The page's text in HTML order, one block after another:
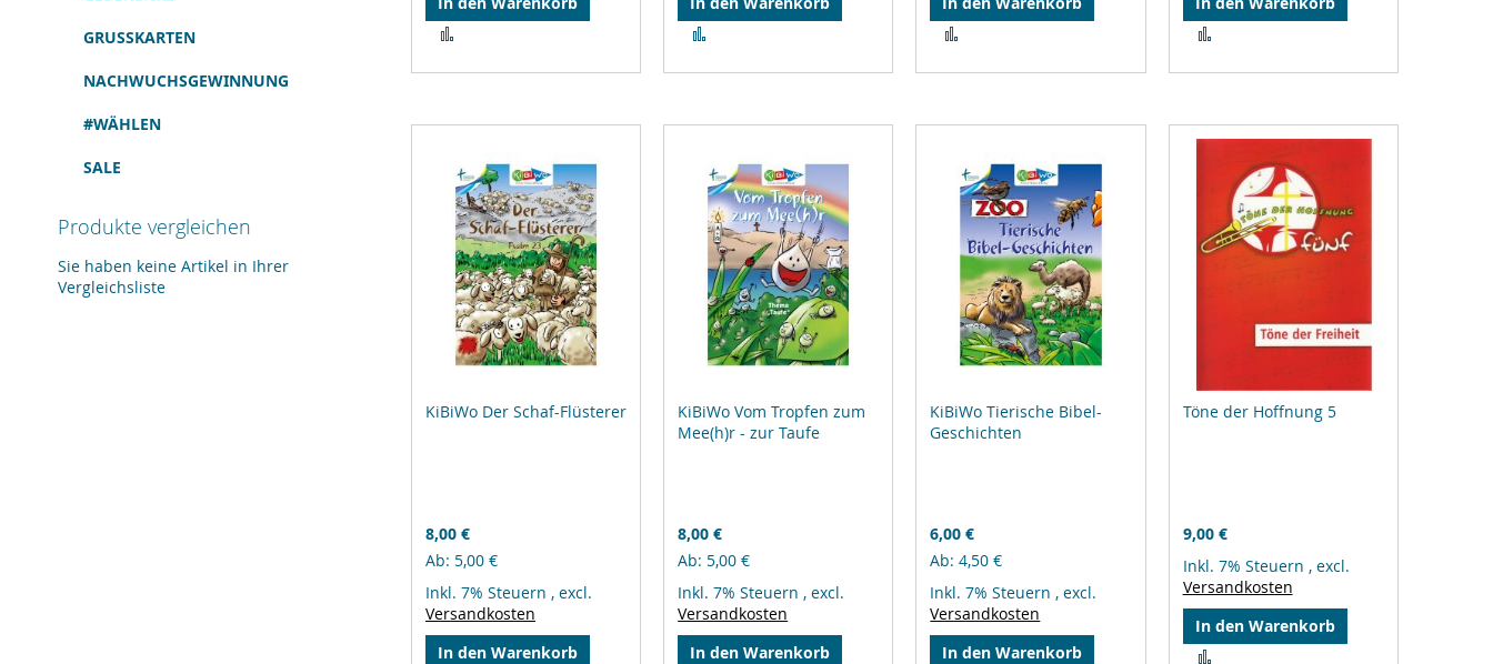
hinzufügen
hinzufügen
hinzufügen
hinzufügen
KiBiWo Der Schaf-Flüsterer
8,00 €
Ab 5,00 €
Inkl. 7% Steuern , excl.
Versandkosten
In den Warenkorb
KiBiWo Vom Tropfen zum
Mee(h)r - zur Taufe
8,00 €
Ab 5,00 €
Inkl. 7% Steuern ,excl.
Versandkosten
In den Warenkorb
KiBiWo Tierische Bibel-
Geschichten
6,00 €
Ab 4,50 €
Inkl. 7% Steuern ,excl.
Versandkosten
In den Warenkorb
Töne der Hoffnung 5
9,00 €
Inkl. 7% Steuern , excl.
Versandkosten
In den Warenkorb
GRUSSKARTEN
NACHWUCHSGEWINNUNG
#WÄHLEN
SALE
Produkte vergleichen
Sie haben keine Artikel in Ihrer
Vergleichsliste